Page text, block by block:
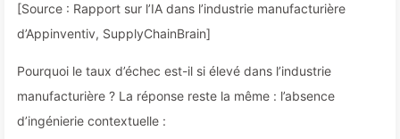
[Source : Rapport sur l’IA dans l’industrie manufacturière
d’Appinventiv, SupplyChainBrain]
Pourquoi le taux d’échec est-il si élevé dans l’industrie
manufacturière ? La réponse reste la même : l’absence
d’ingénierie contextuelle :